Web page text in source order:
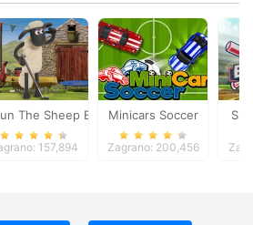
The Sheep Baahmy Golf
157,894
Minicars Soccer
Zagrano: 200,456